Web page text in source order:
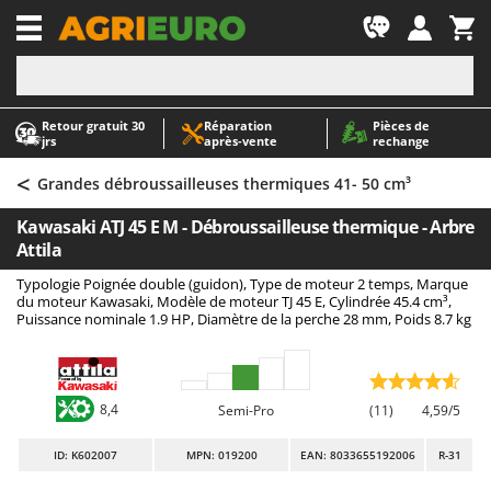
Retour gratuit 30
jrs
Réparation
après‑vente
Pièces de
rechange
-1
A
Abris de jardin
Accessoires pour tracteurs tondeuses autoportés
Aérateurs Scarificateurs pour gazon
Arracheuses de pommes de terre pour tracteur
Aspirateurs - Balais Électriques
Aspirateurs à cendres
Aspirateurs à feuilles sur roues
Aspirateurs de piscine
Aspirateurs Multifonctions
A
AgriEuro Premium
AgriEuro TOP-LINE
AGT
Aima
Airmec
ALA 2000
Alce
< Grandes débroussailleuses thermiques 41- 50 cm³
Kawasaki ATJ 45 E M - Débroussailleuse thermique - Arbre
Attila
Typologie Poignée double (guidon), Type de moteur 2 temps, Marque
du moteur Kawasaki, Modèle de moteur TJ 45 E, Cylindrée 45.4 cm³,
Puissance nominale 1.9 HP, Diamètre de la perche 28 mm, Poids 8.7 kg
8,4 Semi-Pro (11) 4,59/5
ID: K602007 MPN: 019200 EAN: 8033655192006 R-31